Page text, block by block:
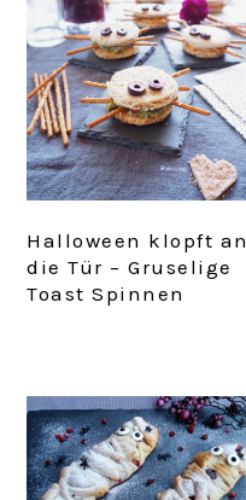
Halloween klopft an
die Tür – Gruselige
Toast Spinnen